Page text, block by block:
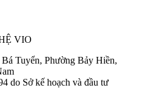
VIO
Tuyển, Phường Bảy Hiền,
do Sở kế hoạch và đầu tư